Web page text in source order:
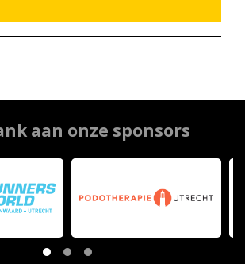
aan onze sponsors